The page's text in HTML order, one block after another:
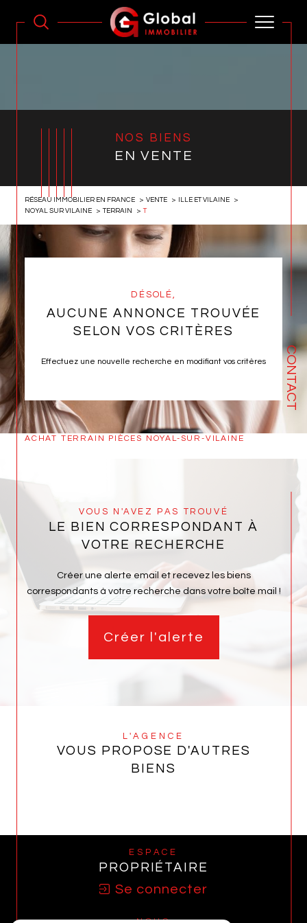
CONTACT
NOS BIENS
EN VENTE
RÉSEAU IMMOBILIER EN FRANCE VENTE
ILLE ET VILAINE
NOYAL SUR VILAINE
TERRAIN T
DÉSOLÉ,
AUCUNE ANNONCE TROUVÉE
SELON VOS CRITÈRES
Effectuez une nouvelle recherche en modifiant vos critères
ACHAT TERRAIN PIÈCES NOYAL-SUR-VILAINE
VOUS N'AVEZ PAS TROUVÉ
LE BIEN CORRESPONDANT À
VOTRE RECHERCHE
Créer une alerte email et recevez les biens
correspondants à votre recherche dans votre boîte mail !
Créer l'alerte
L'AGENCE
VOUS PROPOSE D'AUTRES
BIENS
ESPACE
PROPRIÉTAIRE
Se connecter